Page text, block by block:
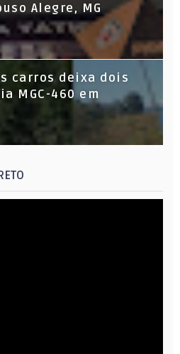
Alegre, MG
carros deixa dois
MGC-460 em